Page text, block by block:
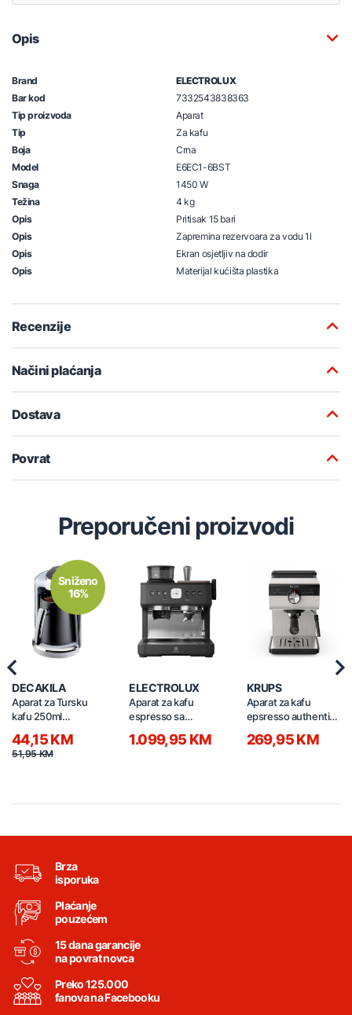
Opis
Brand
ELECTROLUX
Bar kod
7332543838363
Tip proizvoda
Aparat
Tip
Za kafu
Boja
Crna
Model
E6EC1-6BST
Snaga
1450 W
Težina
4 kg
Opis
Pritisak 15 bari
Opis
Zapremina rezervoara za vodu 1l
Opis
Ekran osjetljiv na dodir
Opis
Materijal kućišta plastika
Recenzije
Načini plaćanja
Dostava
Povrat
Preporučeni proizvodi
Sniženo
16%
DECAKILA
Aparat za Tursku
kafu 250ml
44,15 KM
51,95 KM
ELECTROLUX
Aparat za kafu
espresso sa
E8EC1-8BP
1.099,95 KM
KRUPS
Aparat za kafu
epsresso authentic
269,95 KM
Previous
Brza
isporuka
Plaćanje
pouzećem
15 dana garancije
na povrat novca
Preko 125.000
fanova na Facebooku